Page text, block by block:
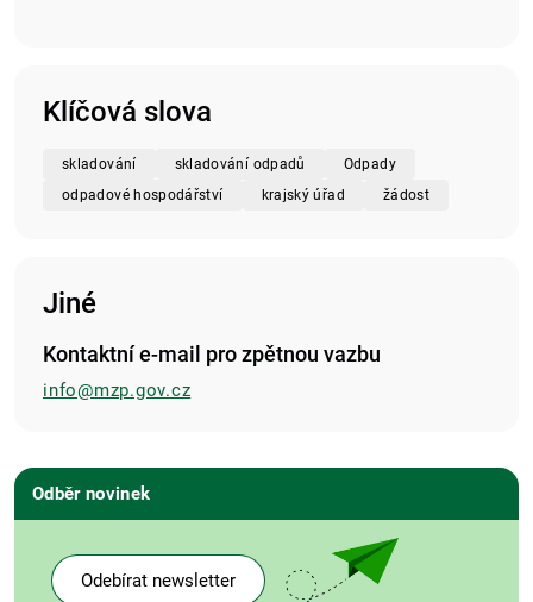
Klíčová slova
skladování skladování odpadů
Odpady
odpadové hospodářství
krajský úřad žádost
Jiné
Kontaktní e-mail pro zpětnou vazbu
info@mzp.gov.cz
Odběr novinek
Odebírat newsletter